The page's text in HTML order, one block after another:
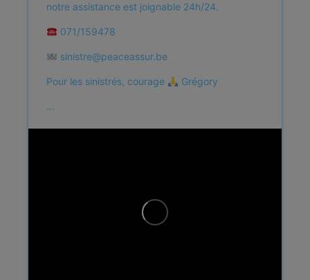
notre assistance est joignable 24h/24.
071/159478
sinistre@peaceassur.be
Pour les sinistrés, courage Grégory
...